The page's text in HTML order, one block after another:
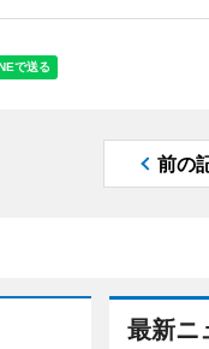
前の
最新ニ